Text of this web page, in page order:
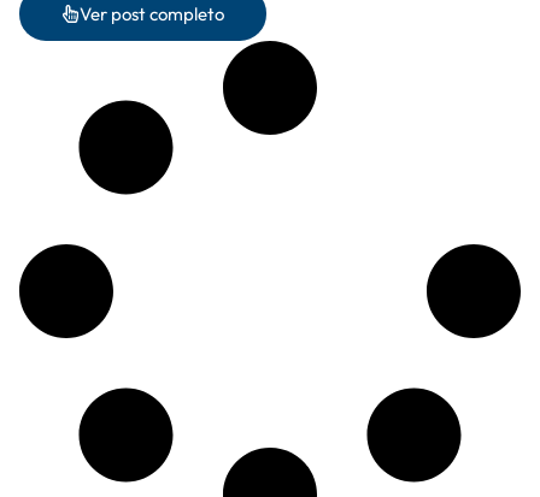
Ver post completo